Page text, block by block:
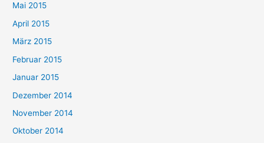
Mai 2015
April 2015
März 2015
Februar 2015
Januar 2015
Dezember 2014
November 2014
Oktober 2014